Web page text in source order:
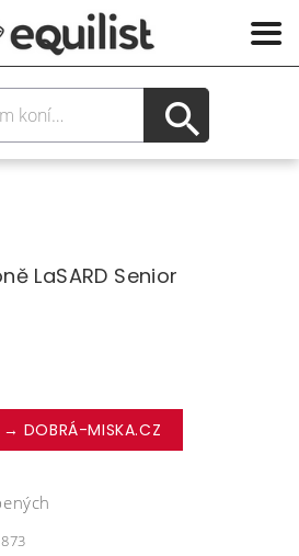
LaSARD Senior
DOBRÁ-MISKA.CZ